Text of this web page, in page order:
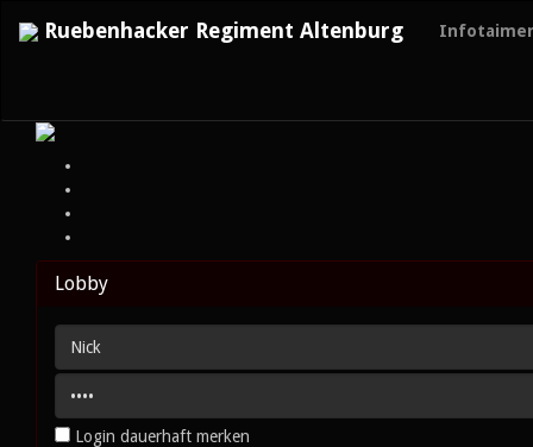
Ruebenhacker Regiment Altenburg
Lobby
Login dauerhaft merken